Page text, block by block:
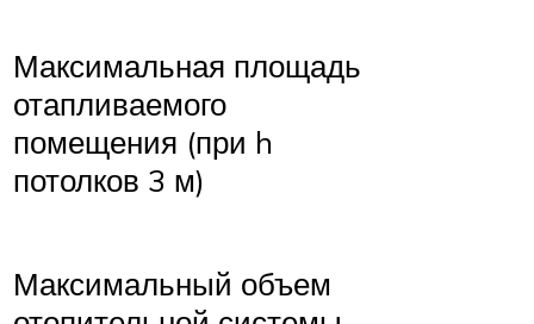
Максимальная площадь
отапливаемого
помещения (при h
потолков 3 м)
Максимальный объем